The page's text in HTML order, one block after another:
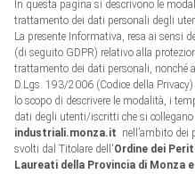
In questa pagina si descrivono le
trattamento dei dati personali degli
La presente Informativa, resa ai sensi
(di seguito GDPR) relativo alla
trattamento dei dati personali, nonché
D.Lgs. 193/2006 (Codice della
lo scopo di descrivere le modalità, i
dati degli utenti/iscritti che si collegano
industriali.monza.it nell’ambito
svolti dal Titolare dell'Ordine dei
Laureati della Provincia di Monza